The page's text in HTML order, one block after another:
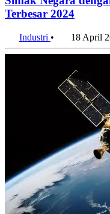
Terbesar 2024
Industri • 18 April